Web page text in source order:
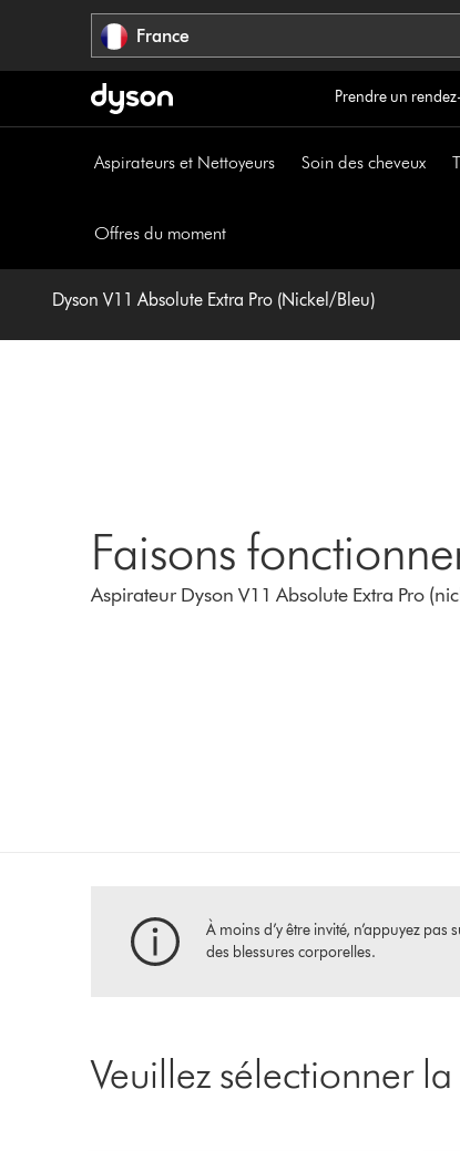
France
Prendre un
Aspirateurs et Nettoyeurs Soin des cheveux
Offres du moment
Dyson V11 Absolute Extra Pro (Nickel/Bleu)
Faisons
Aspirateur Dyson V11 Absolute Extra Pro
À moins d’y être invité, n’appuyez
des blessures corporelles.
Veuillez sélectionner